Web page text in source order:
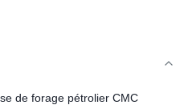
de forage pétrolier CMC